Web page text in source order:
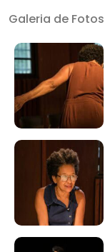
Galeria de Fotos